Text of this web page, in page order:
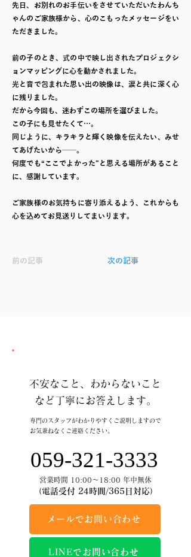
先日、お別れのお手伝いをさせていただいたわんち
ゃんのご家族様から、心のこもったメッセージをい
ただきました。
前の子のとき、式の中で映し出されたプロジェクシ
ョンマッピングに心を動かされました。
光と音で包まれた思い出の映像は、涙と共に深く心
に残りました。
だから今回も、迷わずこの場所を選びました。
この子にも見せたくて…。
同じように、キラキラと輝く映像を伝えたい、みせ
てあげたいから──。
何度でも“ここでよかった”と思える場所があること
に、感謝しています。
ご家族様のお気持ちに寄り添えるよう、これからも
心を込めてお見送りしてまいります。
前の記事 次の記事
不安なこと、わからないこと
など丁寧にお答えします。
専門のスタッフがわかりやすくご説明しますので
お気兼ねなくご連絡ください。
059-321-3333
営業時間 10:00～18:00 年中無休
（電話受付 24時間/365日対応）
メールでお問い合わせ
LINEでお問い合わせ